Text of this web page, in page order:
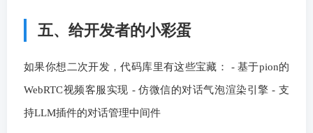
五、给开发者的小彩蛋
如果你想二次开发，代码库里有这些宝藏： - 基于pion的
WebRTC视频客服实现 - 仿微信的对话气泡渲染引擎 - 支
持LLM插件的对话管理中间件